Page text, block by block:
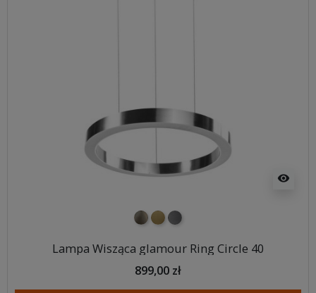
visibility
nikiel szczotkowany
mosiądz szczotkowany
tytan szczotkowany
Lampa Wisząca glamour Ring Circle 40
899,00 zł